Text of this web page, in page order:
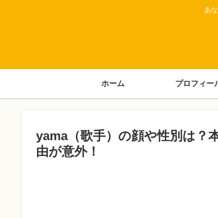
あ
ホーム プロフィー
yama（歌手）の顔や性別は？
由が意外！